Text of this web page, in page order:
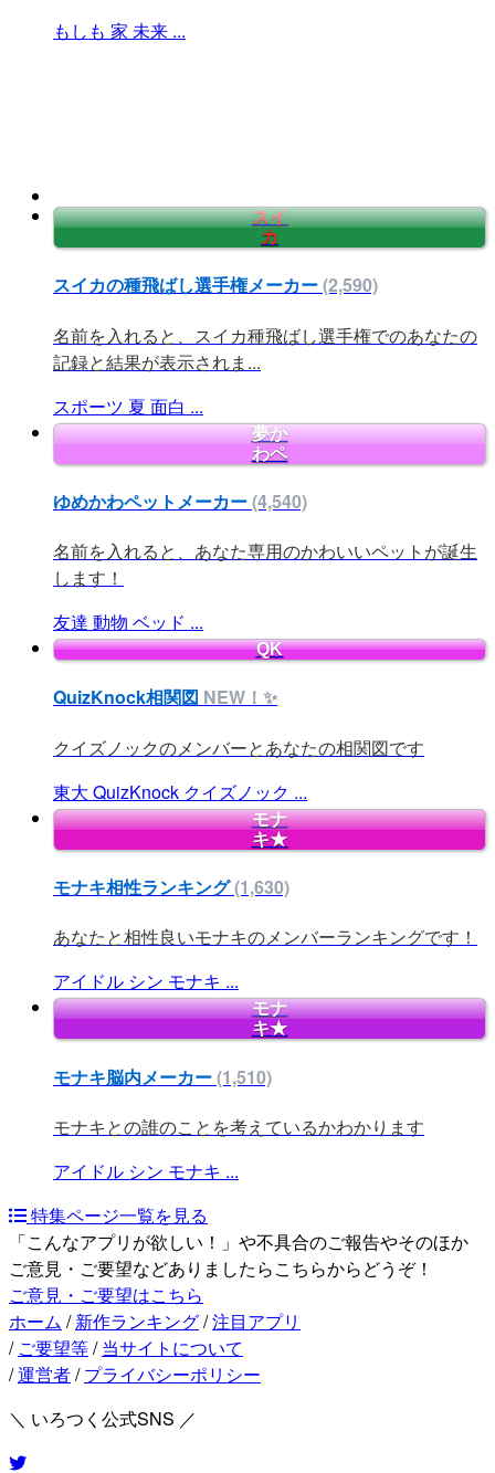
もしも 家 未来 ...
スイ
カ
スイカの種飛ばし選手権メーカー(2,590)
名前を入れると、スイカ種飛ばし選手権でのあなたの
記録と結果が表示されま...
スポーツ 夏 面白 ...
夢か
わペ
ゆめかわペットメーカー(4,540)
名前を入れると、あなた専用のかわいいペットが誕生
します！
友達 動物 ベッド ...
QK
QuizKnock相関図 NEW！✨
クイズノックのメンバーとあなたの相関図です
東大 QuizKnock クイズノック ...
モナ
キ★
モナキ相性ランキング(1,630)
あなたと相性良いモナキのメンバーランキングです！
アイドル シン モナキ ...
モナ
キ★
モナキ脳内メーカー(1,510)
モナキとの誰のことを考えているかわかります
アイドル シン モナキ ...
特集ページ一覧を見る
「こんなアプリが欲しい！」や不具合のご報告やそのほか
ご意見・ご要望などありましたらこちらからどうぞ！
ご意見・ご要望はこちら
ホーム / 新作ランキング/注目アプリ
/ ご要望等/ 当サイトについて
/運営者/ プライバシーポリシー
＼ いろつく公式SNS ／